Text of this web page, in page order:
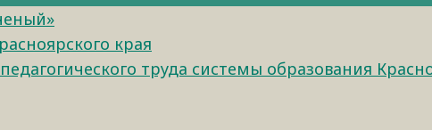
края
труда системы образования